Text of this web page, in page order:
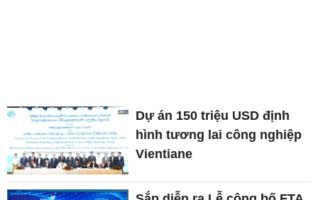
Dự án 150 triệu USD định
hình tương lai công nghiệp
Vientiane